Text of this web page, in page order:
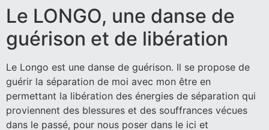
Le LONGO, une danse de
guérison et de libération
Le Longo est une danse de guérison. Il se propose de
guérir la séparation de moi avec mon être en
permettant la libération des énergies de séparation qui
proviennent des blessures et des souffrances vécues
dans le passé, pour nous poser dans le ici et